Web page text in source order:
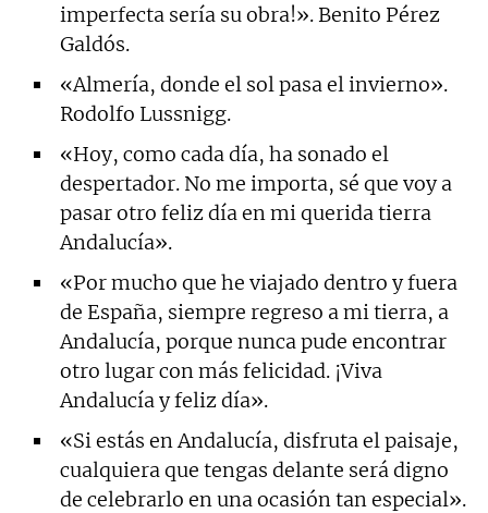
imperfecta sería su obra!». Benito Pérez
Galdós.
«Almería, donde el sol pasa el invierno».
Rodolfo Lussnigg.
«Hoy, como cada día, ha sonado el
despertador. No me importa, sé que voy a
pasar otro feliz día en mi querida tierra
Andalucía».
«Por mucho que he viajado dentro y fuera
de España, siempre regreso a mi tierra, a
Andalucía, porque nunca pude encontrar
otro lugar con más felicidad. ¡Viva
Andalucía y feliz día».
«Si estás en Andalucía, disfruta el paisaje,
cualquiera que tengas delante será digno
de celebrarlo en una ocasión tan especial».